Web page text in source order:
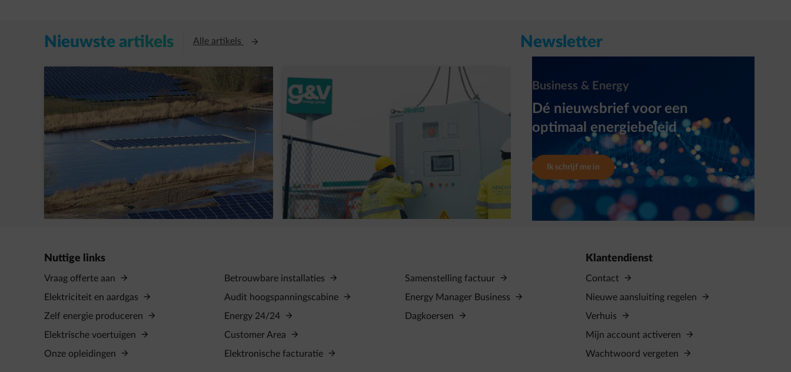
Nieuwste artikels Alle artikels Opent in een nieuw tabblad
Waarom heeft G&V een slimme
batterijinstallatie (BESS) geplaatst?
Newsletter
Business & Energy
Dé nieuwsbrief voor een
optimaal energiebeleid
Ik schrijf me in
Nuttige links
Vraag offerte aan
Elektriciteit en aardgas
Zelf energie produceren
Elektrische voertuigen
Onze opleidingen
Betrouwbare installaties
Audit hoogspanningscabine
Energy 24/24
Customer Area
Elektronische facturatie
Samenstelling factuur
Energy Manager Business
Dagkoersen
Klantendienst
Contact
Nieuwe aansluiting regelen
Verhuis
Mijn account activeren
Wachtwoord vergeten